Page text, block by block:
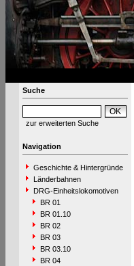
Suche
zur erweiterten Suche
Navigation
Geschichte & Hintergründe
Länderbahnen
DRG-Einheitslokomotiven
BR 01
BR 01.10
BR 02
BR 03
BR 03.10
BR 04